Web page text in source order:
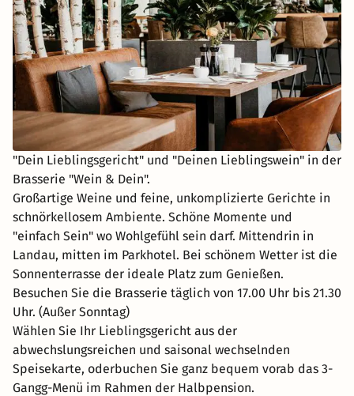
"Dein Lieblingsgericht" und "Deinen Lieblingswein" in der
Brasserie "Wein & Dein".
Großartige Weine und feine, unkomplizierte Gerichte in
schnörkellosem Ambiente. Schöne Momente und
"einfach Sein" wo Wohlgefühl sein darf. Mittendrin in
Landau, mitten im Parkhotel. Bei schönem Wetter ist die
Sonnenterrasse der ideale Platz zum Genießen.
Besuchen Sie die Brasserie täglich von 17.00 Uhr bis 21.30
Uhr. (Außer Sonntag)
Wählen Sie Ihr Lieblingsgericht aus der
abwechslungsreichen und saisonal wechselnden
Speisekarte, oderbuchen Sie ganz bequem vorab das 3-
Gangg-Menü im Rahmen der Halbpension.